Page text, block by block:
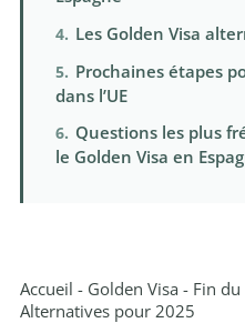
Les Golden Visa
Prochaines étapes
dans l’UE
Questions les plus
le Golden Visa en
Accueil - Golden Visa - Fin du
Alternatives pour 2025